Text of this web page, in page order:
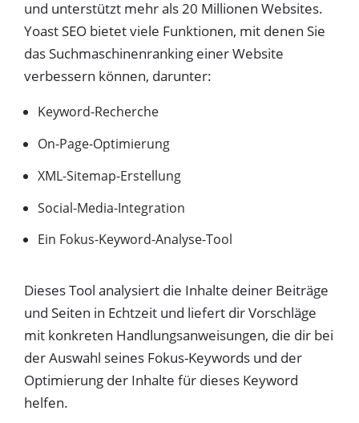
und unterstützt mehr als 20 Millionen Websites.
Yoast SEO bietet viele Funktionen, mit denen Sie
das Suchmaschinenranking einer Website
verbessern können, darunter:
Keyword-Recherche
On-Page-Optimierung
XML-Sitemap-Erstellung
Social-Media-Integration
Ein Fokus-Keyword-Analyse-Tool
Dieses Tool analysiert die Inhalte deiner Beiträge
und Seiten in Echtzeit und liefert dir Vorschläge
mit konkreten Handlungsanweisungen, die dir bei
der Auswahl seines Fokus-Keywords und der
Optimierung der Inhalte für dieses Keyword
helfen.